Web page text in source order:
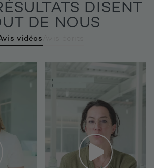
DISENT
DE NOUS
vidéos